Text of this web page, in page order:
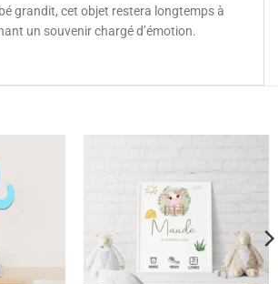
grandit, cet objet restera longtemps à
un souvenir chargé d’émotion.